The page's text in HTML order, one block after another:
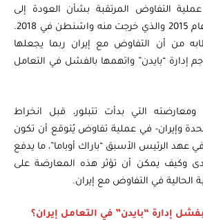
التفاوض المرتقبة بشأن العودة إلى
الاتفاق النووي المبرم عام 2015 والذي خرجت منه واشنطن في 2018.
من أن التفاوض مع إيران ربما يجعلها
إدارة “بايدن” واتهمها بالفشل في التعامل
التي بدأت تتبلور، قبل انخراط
وإيران- في عملية تفاوض يُتوقع أن تكون
الرئيس الأسبق “باراك أوباما”، ما يدفع
وكيف يمكن أن تؤثر هذه المعارضة على
الحالية في التفاوض مع إيران.
إدارة “بايدن” في التعامل إيران؟